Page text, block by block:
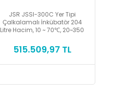
JSR JSSI-300C Yer Tipi
Çalkalamalı İnkübatör 204
Litre Hacim, 10 ~ 70℃, 20~350
515.509,97 TL